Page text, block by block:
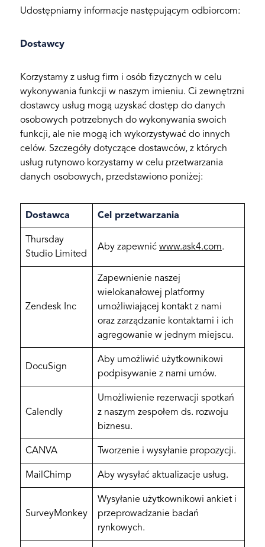
Udostępniamy informacje następującym odbiorcom:
Dostawcy
Korzystamy z usług firm i osób fizycznych w celu
wykonywania funkcji w naszym imieniu. Ci zewnętrzni
dostawcy usług mogą uzyskać dostęp do danych
osobowych potrzebnych do wykonywania swoich
funkcji, ale nie mogą ich wykorzystywać do innych
celów. Szczegóły dotyczące dostawców, z których
usług rutynowo korzystamy w celu przetwarzania
danych osobowych, przedstawiono poniżej:
Dostawca Cel przetwarzania
Thursday
Studio Limited
Aby zapewnić www.ask4.com.
Zendesk Inc
Zapewnienie naszej
wielokanałowej platformy
umożliwiającej kontakt z nami
oraz zarządzanie kontaktami i ich
agregowanie w jednym miejscu.
DocuSign
Aby umożliwić użytkownikowi
podpisywanie z nami umów.
Calendly
Umożliwienie rezerwacji spotkań
z naszym zespołem ds. rozwoju
biznesu.
CANVA Tworzenie i wysyłanie propozycji.
MailChimp Aby wysyłać aktualizacje usług.
SurveyMonkey
Wysyłanie użytkownikowi ankiet i
przeprowadzanie badań
rynkowych.